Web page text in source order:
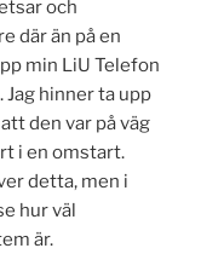
och
där än på en
min LiU Telefon
hinner ta upp
den var på väg
i en omstart.
detta, men i
hur väl
är.